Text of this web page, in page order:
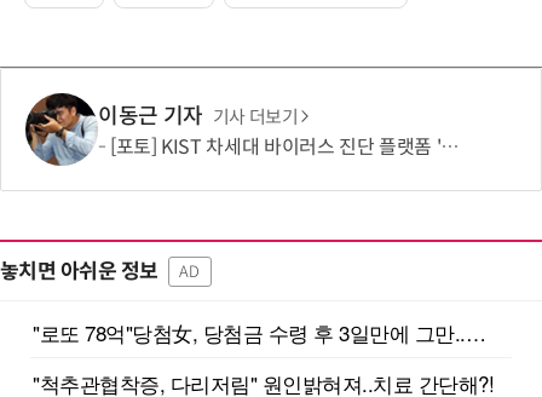
이동근 기자 기사 더보기
[포토] KIST 차세대 바이러스 진단 플랫폼 '퓨전 어세이' 개발
놓치면 아쉬운 정보 AD